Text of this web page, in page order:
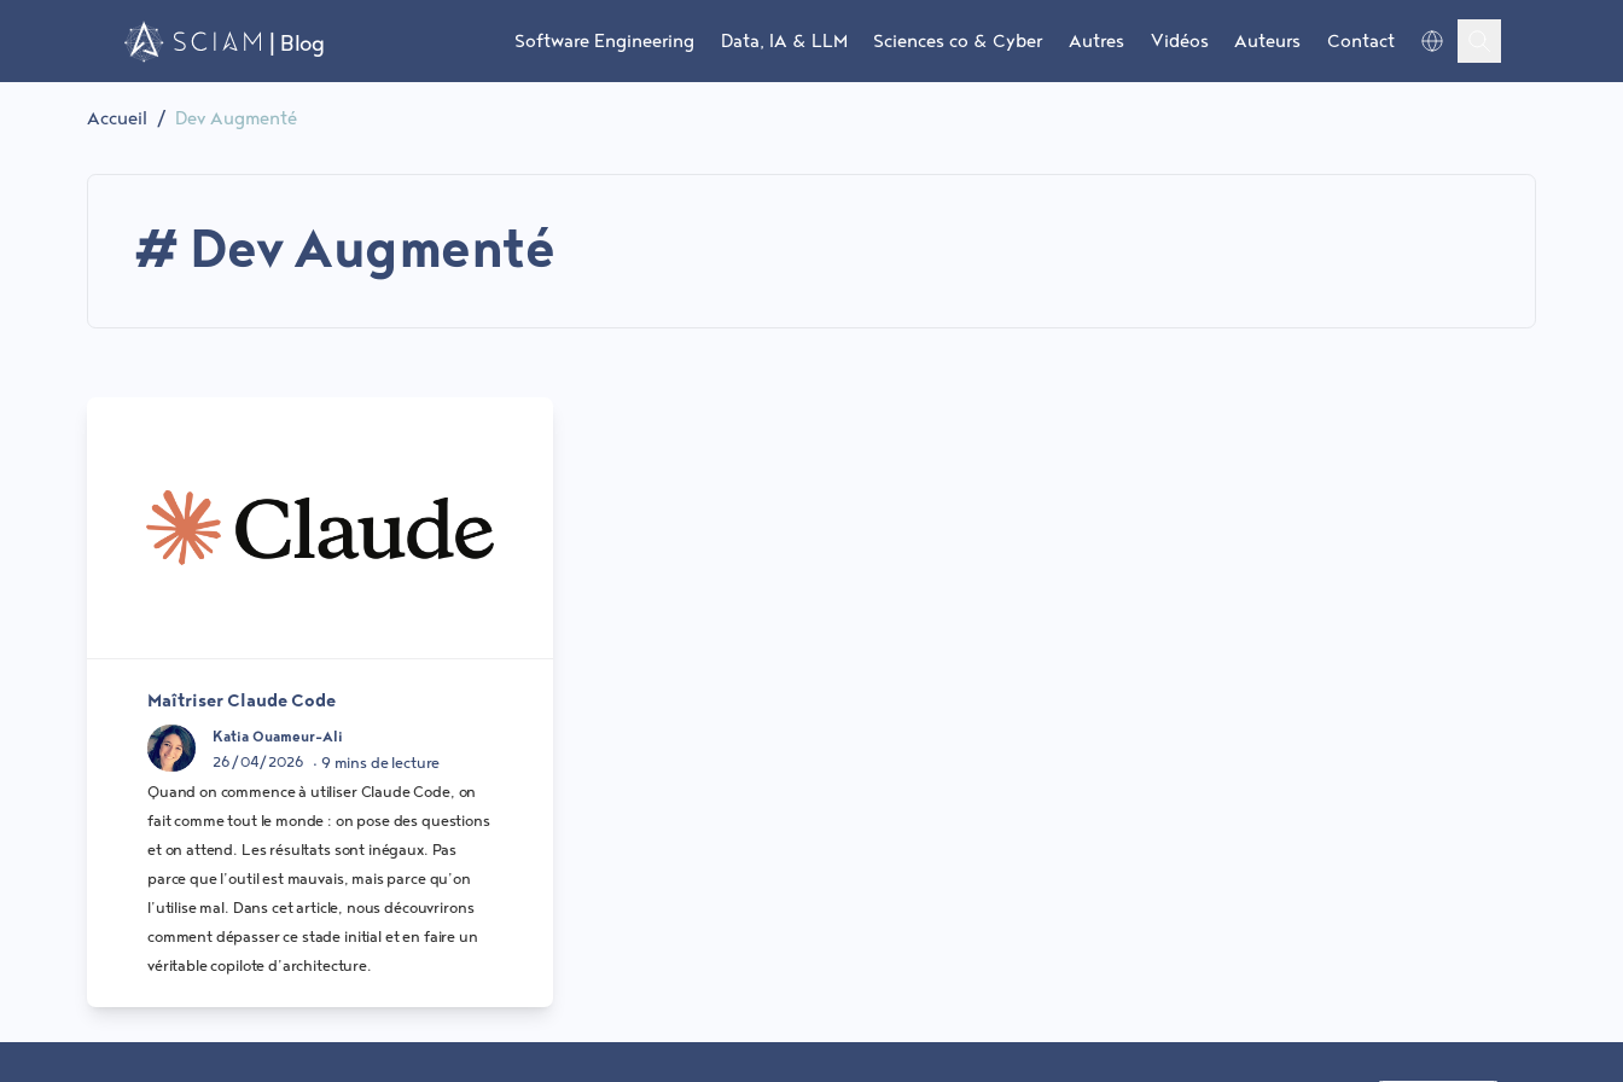
| Blog Software Engineering Data, IA & LLM Sciences co & Cyber Autres Vidéos Auteurs Contact
Accueil / Dev Augmenté
# Dev Augmenté
Maîtriser Claude Code
Katia Ouameur-Ali
26/04/2026 • 9 mins de lecture
Quand on commence à utiliser Claude Code, on
fait comme tout le monde : on pose des questions
et on attend. Les résultats sont inégaux. Pas
parce que l’outil est mauvais, mais parce qu’on
l’utilise mal. Dans cet article, nous découvrirons
comment dépasser ce stade initial et en faire un
véritable copilote d’architecture.